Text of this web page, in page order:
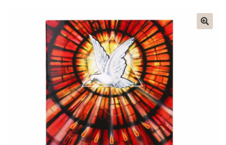
Nowości
Kontakt
Moje konto